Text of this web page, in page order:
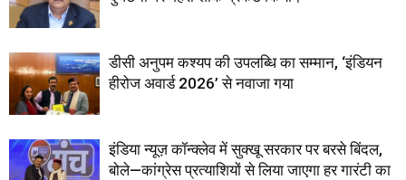
डीसी अनुपम कश्यप की उपलब्धि का सम्मान, ‘इंडियन
हीरोज अवार्ड 2026’ से नवाजा गया
इंडिया न्यूज़ कॉन्क्लेव में सुक्खू सरकार पर बरसे बिंदल,
बोले—कांग्रेस प्रत्याशियों से लिया जाएगा हर गारंटी का